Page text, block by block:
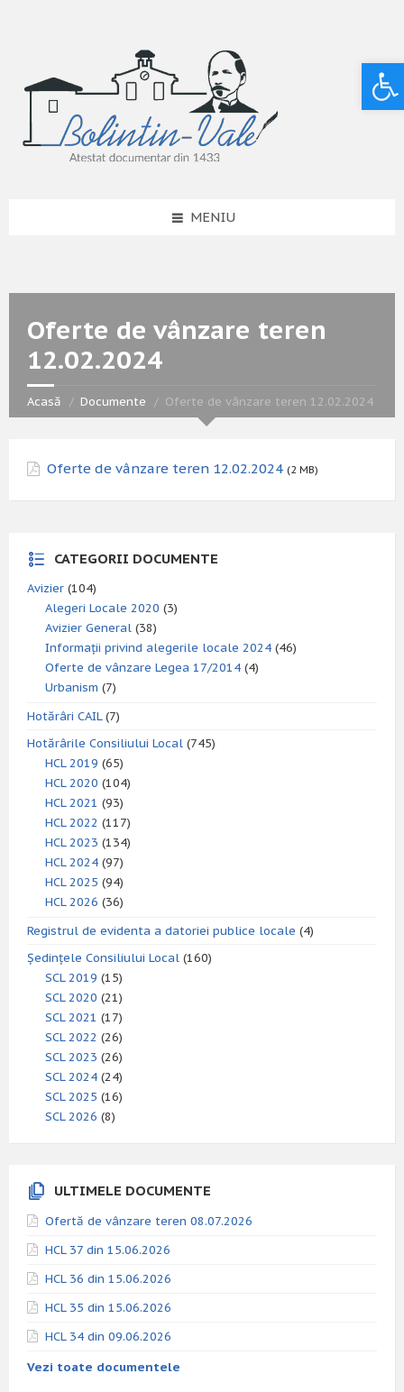
MENIU
Oferte de vânzare teren
12.02.2024
Acasă Documente Oferte de vânzare teren 12.02.2024
Oferte de vânzare teren 12.02.2024 (2 MB)
CATEGORII DOCUMENTE
Avizier (104)
Alegeri Locale 2020 (3)
Avizier General (38)
Informații privind alegerile locale 2024 (46)
Oferte de vânzare Legea 17/2014 (4)
Urbanism (7)
Hotărâri CAIL(7)
Hotărârile Consiliului Local (745)
HCL 2019 (65)
HCL 2020 (104)
HCL 2021 (93)
HCL 2022 (117)
HCL 2023 (134)
HCL 2024 (97)
HCL 2025 (94)
HCL 2026 (36)
Registrul de evidenta a datoriei publice locale (4)
Ședințele Consiliului Local (160)
SCL 2019 (15)
SCL 2020 (21)
SCL 2021 (17)
SCL 2022 (26)
SCL 2023 (26)
SCL 2024 (24)
SCL 2025 (16)
SCL 2026 (8)
ULTIMELE DOCUMENTE
Ofertă de vânzare teren 08.07.2026
HCL 37 din 15.06.2026
HCL 36 din 15.06.2026
HCL 35 din 15.06.2026
HCL 34 din 09.06.2026
Vezi toate documentele
Deschide bara de unelte